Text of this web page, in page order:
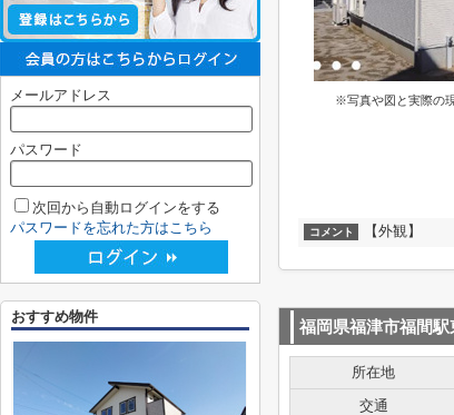
※写真や図と実際の
コメント 【外観】
福岡県福津市福間駅
所在地
交通
メールアドレス
パスワード
次回から自動ログインをする
パスワードを忘れた方はこちら
おすすめ物件